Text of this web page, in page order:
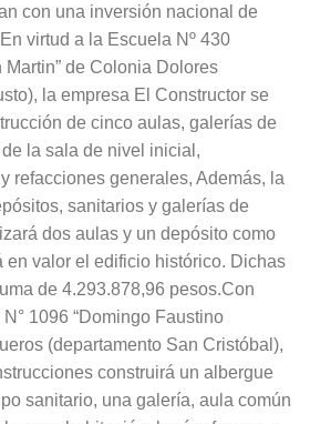
con una inversión nacional de
virtud a la Escuela Nº 430
Martin” de Colonia Dolores
la empresa El Constructor se
de cinco aulas, galerías de
la sala de nivel inicial,
refacciones generales, Además, la
sanitarios y galerías de
dos aulas y un depósito como
en valor el edificio histórico. Dichas
de 4.293.878,96 pesos.Con
1096 “Domingo Faustino
(departamento San Cristóbal),
construirá un albergue
sanitario, una galería, aula común